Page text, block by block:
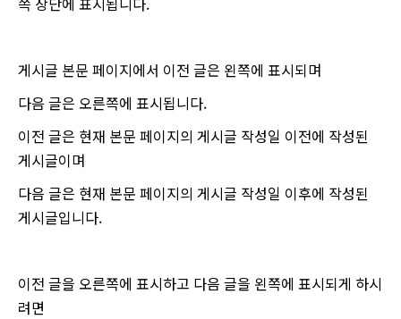
게시글 본문 페이지에서 이전 글은 왼쪽에 표시되며
다음 글은 오른쪽에 표시됩니다.
이전 글은 현재 본문 페이지의 게시글 작성일 이전에 작성된
게시글이며
다음 글은 현재 본문 페이지의 게시글 작성일 이후에 작성된
게시글입니다.
이전 글을 오른쪽에 표시하고 다음 글을 왼쪽에 표시되게 하시
려면